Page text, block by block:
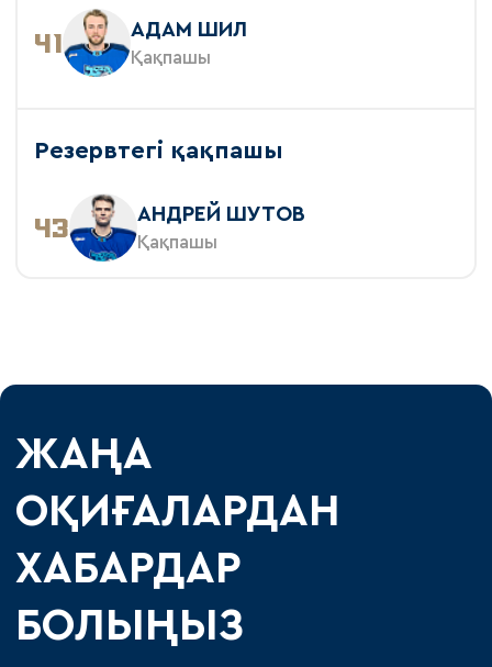
41 АДАМ ШИЛ
Қақпашы
Резервтегі қақпашы
43 АНДРЕЙ ШУТОВ
Қақпашы
ЖАҢА
ОҚИҒАЛАРДАН
ХАБАРДАР
БОЛЫҢЫЗ